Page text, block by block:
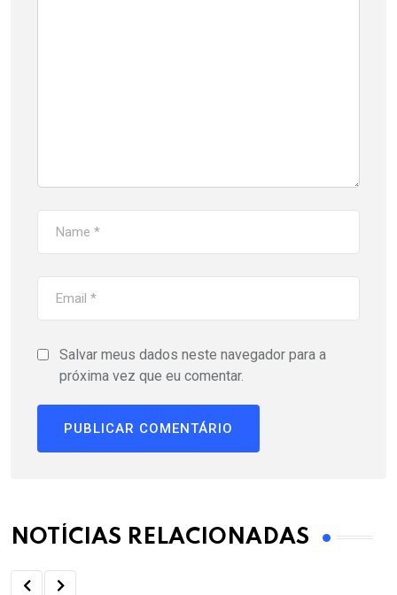
Salvar meus dados neste navegador para a
próxima vez que eu comentar.
NOTÍCIAS RELACIONADAS